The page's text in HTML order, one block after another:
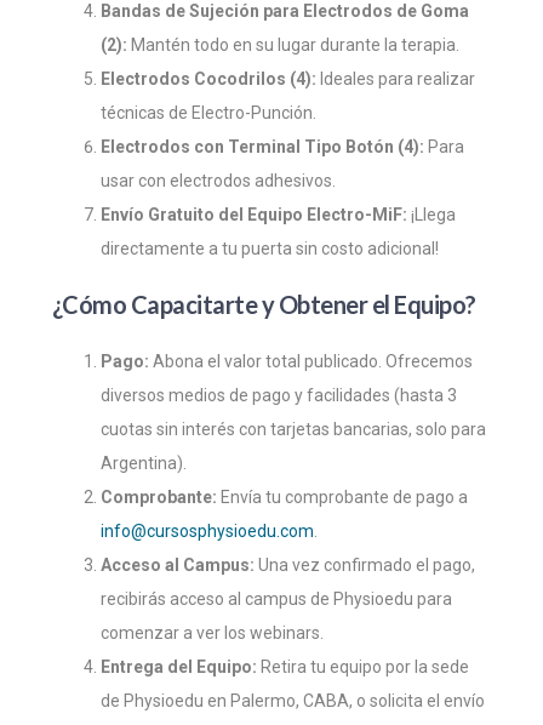
Bandas de Sujeción para Electrodos de Goma
(2): Mantén todo en su lugar durante la terapia.
Electrodos Cocodrilos (4): Ideales para realizar
técnicas de Electro-Punción.
Electrodos con Terminal Tipo Botón (4): Para
usar con electrodos adhesivos.
Envío Gratuito del Equipo Electro-MiF: ¡Llega
directamente a tu puerta sin costo adicional!
¿Cómo Capacitarte y Obtener el Equipo?
Pago: Abona el valor total publicado. Ofrecemos
diversos medios de pago y facilidades (hasta 3
cuotas sin interés con tarjetas bancarias, solo para
Argentina).
Comprobante: Envía tu comprobante de pago a
info@cursosphysioedu.com
Acceso al Campus: Una vez confirmado el pago,
recibirás acceso al campus de Physioedu para
comenzar a ver los webinars.
Entrega del Equipo: Retira tu equipo por la sede
de Physioedu en Palermo, CABA, o solicita el envío